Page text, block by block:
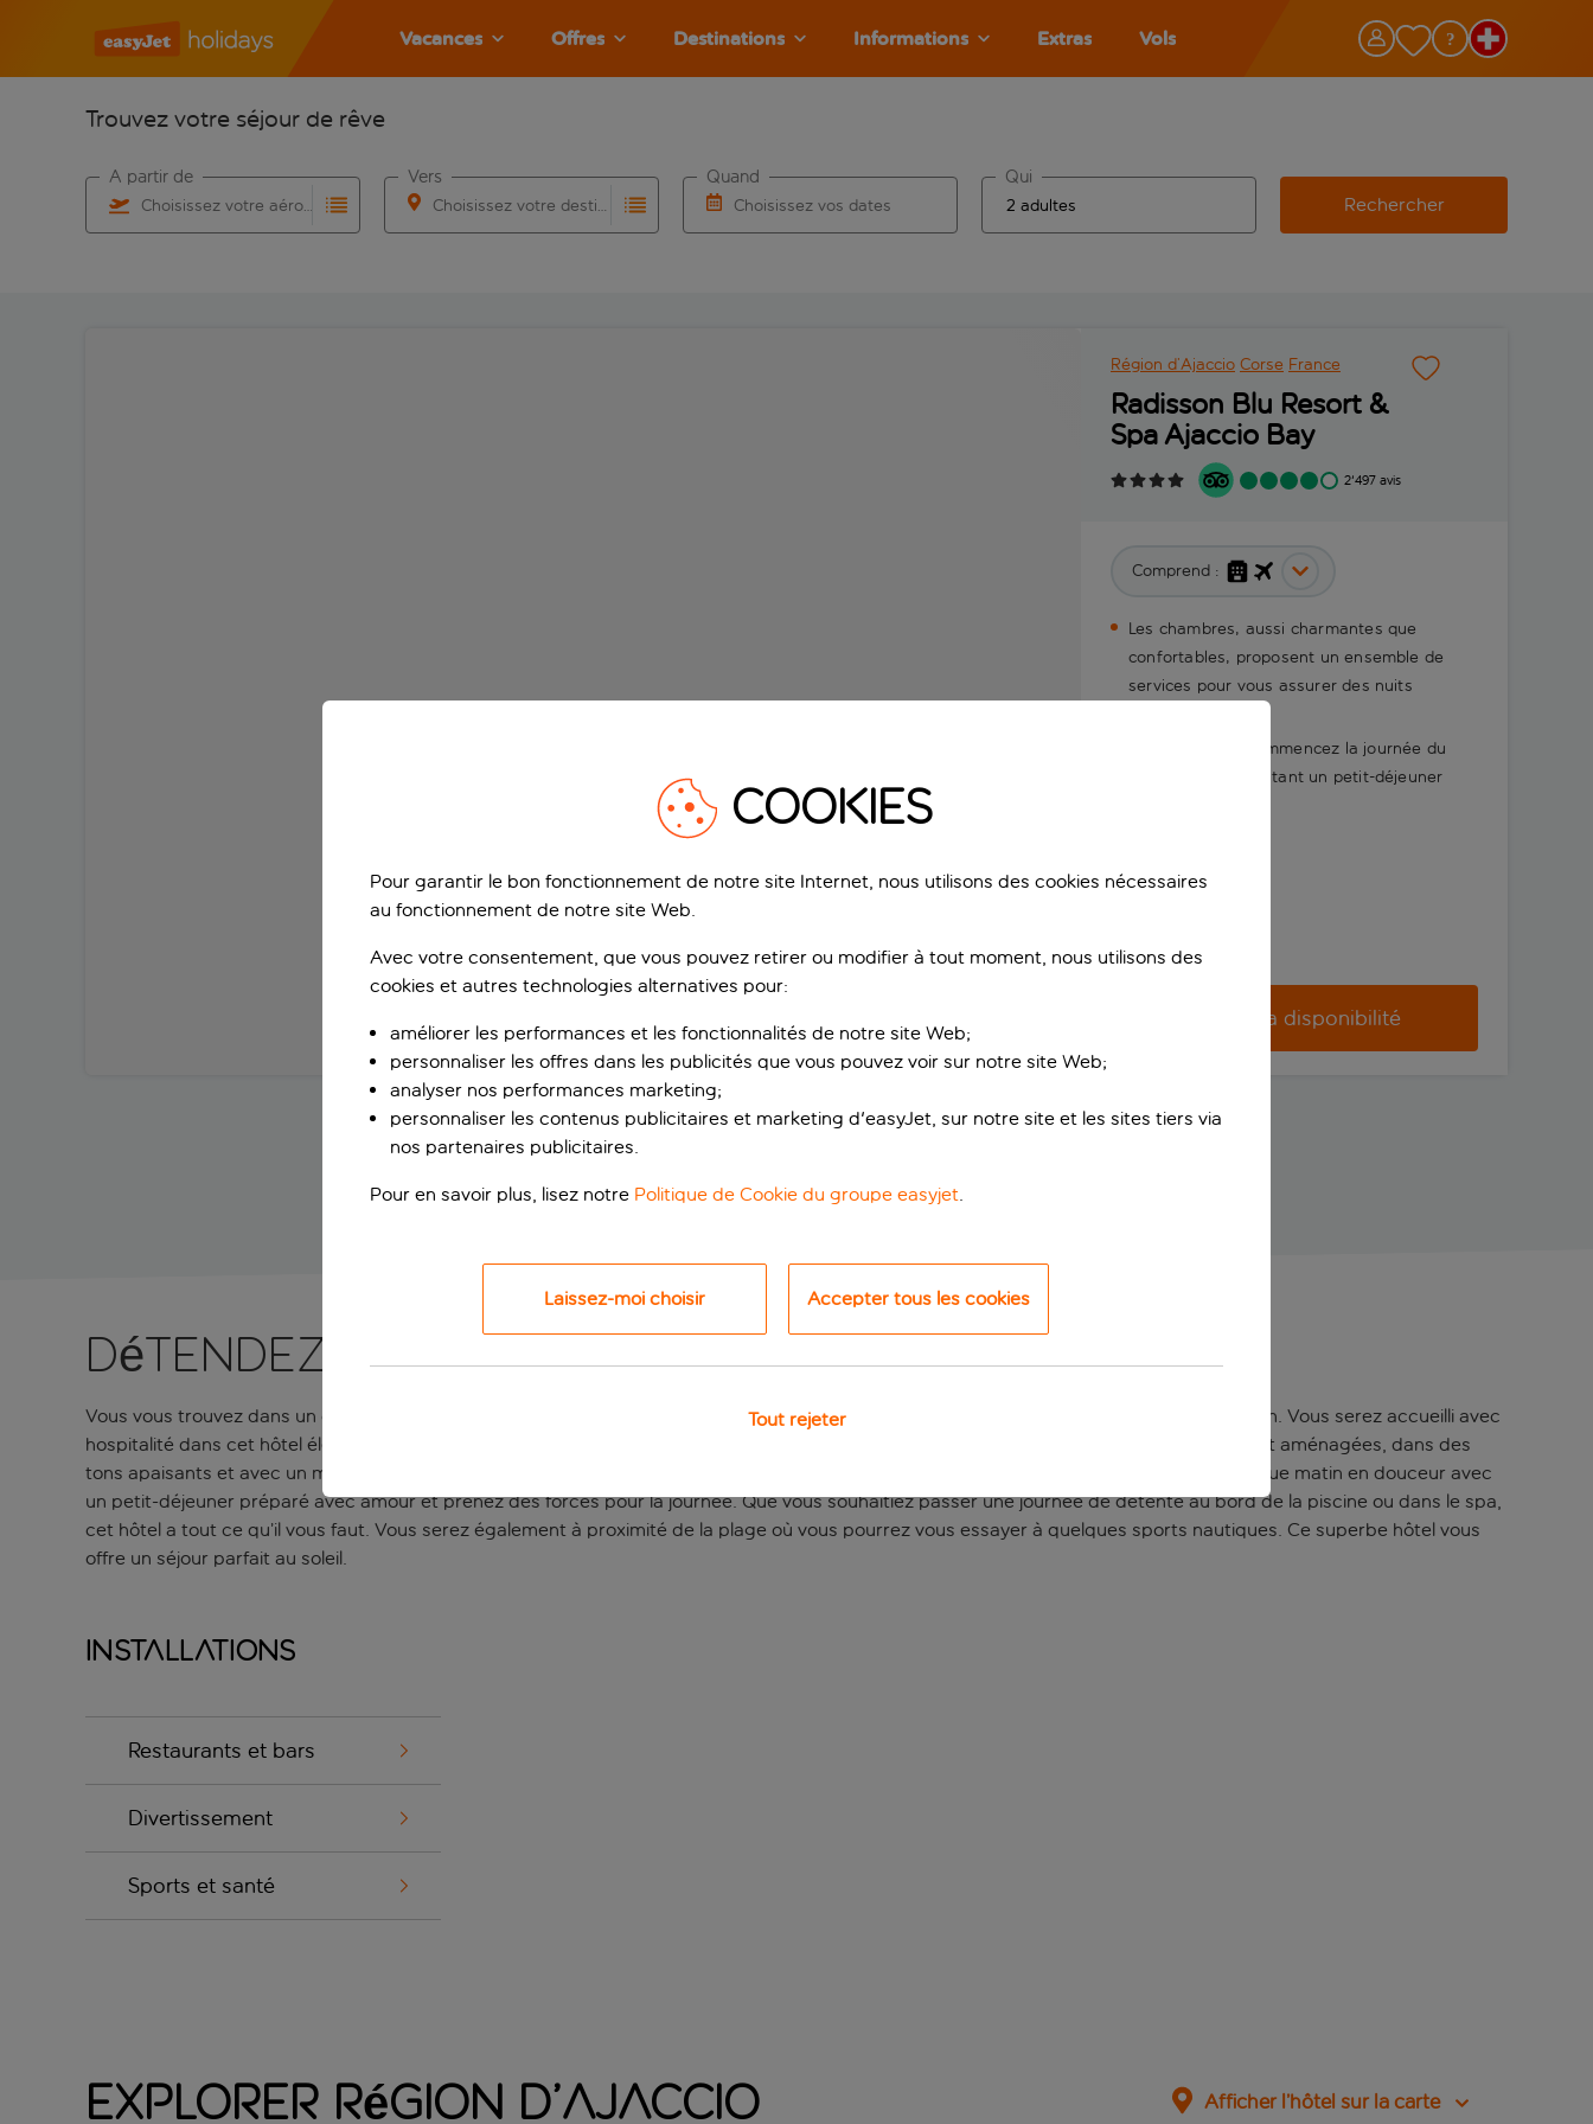
Vacances Offres Destinations Informations Extras Vols
Trouvez votre séjour de rêve
Choisissez votre aéroport
À partir de
Choisissez votre destination
Vers
Choisissez vos dates
Quand Qui
Rechercher
Région d’Ajaccio Corse France
Radisson Blu Resort &
Spa Ajaccio Bay
2'497 avis
Comprend :
Les chambres, aussi charmantes que
confortables, proposent un ensemble de
services pour vous assurer des nuits
Chaque matin, commencez la journée du
bon pied en dégustant un petit-déjeuner
Vérifier la disponibilité
Détendez-vous à la plage et au spa
Vous vous trouvez dans un cadre idéal pour vous détendre et vous relaxer, tout en étant suffisamment proche des attractions de la région. Vous serez accueilli avec
hospitalité dans cet hôtel élégant et pénétrerez dans le hall d’entrée, un cadre particulièrement relaxant. Les chambres sont superbement aménagées, dans des
tons apaisants et avec un mobilier de haute qualité. Tous les équipements nécessaires sont réunis pour votre confort. Réveillez-vous chaque matin en douceur avec
un petit-déjeuner préparé avec amour et prenez des forces pour la journée. Que vous souhaitiez passer une journée de détente au bord de la piscine ou dans le spa,
cet hôtel a tout ce qu’il vous faut. Vous serez également à proximité de la plage où vous pourrez vous essayer à quelques sports nautiques. Ce superbe hôtel vous
offre un séjour parfait au soleil.
Installations
Restaurants et bars
Divertissement
Sports et santé
Explorer Région d’Ajaccio Afficher l’hôtel sur la carte
COOKIES
Pour garantir le bon fonctionnement de notre site Internet, nous utilisons des cookies nécessaires
au fonctionnement de notre site Web.
Avec votre consentement, que vous pouvez retirer ou modifier à tout moment, nous utilisons des
cookies et autres technologies alternatives pour:
améliorer les performances et les fonctionnalités de notre site Web;
personnaliser les offres dans les publicités que vous pouvez voir sur notre site Web;
analyser nos performances marketing;
personnaliser les contenus publicitaires et marketing d'easyJet, sur notre site et les sites tiers via
nos partenaires publicitaires.
Pour en savoir plus, lisez notre Politique de Cookie du groupe easyjet
Laissez-moi choisir Accepter tous les cookies
Tout rejeter